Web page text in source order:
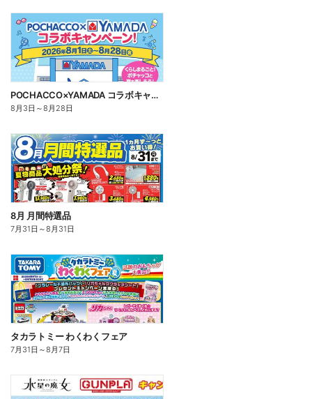
POCHACCO×YAMADA コラボキャンペーン!
8月3日 ～8月28日
8月 月間特選品
7月31日 ～8月31日
タカラトミー わくわくフェア
7月31日 ～8月7日